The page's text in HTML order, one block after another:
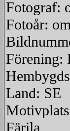
Fotograf:
Fotoår:
Förening:
Land: SE
Färila